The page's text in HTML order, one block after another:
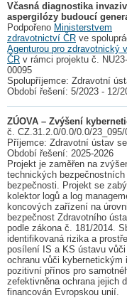
Včasná diagnostika
aspergilózy budoucí
Podpořeno Ministerstvem
zdravotnictví ČR ve
Agenturou pro zdravotnický
ČR v rámci projektu č.
00095
Spolupříjemce: Zdravotní
Období řešení: 5/2023 - 12/
ZÚOVA – Zvýšení
č. CZ.31.2.0/0.0/0.0/23_095/
Příjemce: Zdravotní ústav
Období řešení: 2025-2026
Projekt je zaměřen na
technických
bezpečnosti. Projekt se
kolektor logů a log
koncových zařízení na
bezpečnost Zdravotního
podle zákona č. 181/2014.
identifikovaná rizika a
posílení IS a KS ústavu
ochranu vůči
pozitivní přínos pro
zefektivněna ochrana jejich
financován Evropskou unií.